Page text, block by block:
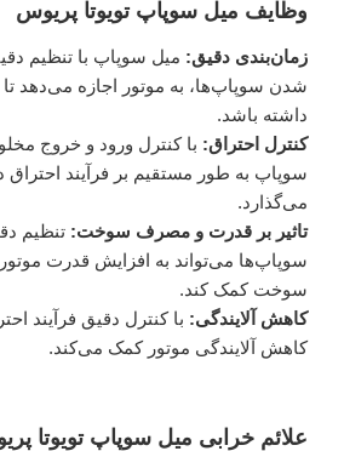
وظایف میل سوپاپ تویوتا پریوس
زمان‌بندی دقیق: میل سوپاپ با تنظیم
شدن سوپاپ‌ها، به موتور اجازه می‌دهد تا
داشته باشد.
کنترل احتراق: با کنترل ورود و خروج
سوپاپ به طور مستقیم بر فرآیند احتراق
می‌گذارد.
تاثیر بر قدرت و مصرف سوخت: تنظیم
سوپاپ‌ها می‌تواند به افزایش قدرت
سوخت کمک کند.
کاهش آلایندگی: با کنترل دقیق فرآیند
کاهش آلایندگی موتور کمک می‌کند.
علائم خرابی میل سوپاپ تویوتا